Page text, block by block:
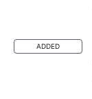
ADDED